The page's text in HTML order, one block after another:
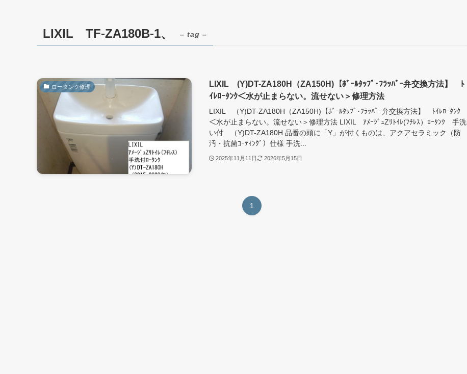
LIXIL TF-ZA180B-1、 – tag –
ロータンク修理
LIXIL (Y)DT-ZA180H（ZA150H)【ﾎﾞｰﾙﾀｯﾌﾟ･ﾌﾗｯﾊﾟｰ弁交換方法】 ﾄ
ｲﾚﾛｰﾀﾝｸ＜水が止まらない。流せない＞修理方法
LIXIL （Y)DT-ZA180H（ZA150H)【ﾎﾞｰﾙﾀｯﾌﾟ･ﾌﾗｯﾊﾟｰ弁交換方法】 ﾄｲﾚﾛｰﾀﾝｸ
＜水が止まらない。流せない＞修理方法 LIXIL ｱﾒｰｼﾞｭZﾘﾄｲﾚ(ﾌﾁﾚｽ）ﾛｰﾀﾝｸ 手洗
い付 （Y)DT-ZA180H 品番の頭に「Y」が付くものは、アクアセラミック（防
汚・抗菌ｺｰﾃｨﾝｸﾞ）仕様 手洗...
2025年11月11日 2026年5月15日
1